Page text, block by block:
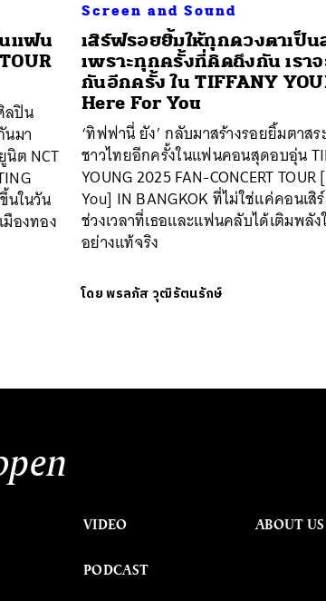
นแฟน
ลปิน
มา
ต NCT
นในวัน
องทอง
Screen and Sound
เสิร์ฟรอยยิ้มให้ทุกดวงตาเป็น
เพราะทุกครั้งที่คิดถึงกัน เราจ
กันอีกครั้ง ใน TIFFANY
Here For You
‘ทิฟฟานี่ ยัง’ กลับมาสร้างรอยยิ้มตาสร
ชาวไทยอีกครั้งในแฟนคอนสุดอบอุ่น
YOUNG 2025 FAN-CONCERT
You] IN BANGKOK ที่ไม่ใช่แค่คอนเ
ช่วงเวลาที่เธอและแฟนคลับได้เติมพลั
อย่างแท้จริง
โดยพรลภัส วุฒิรัตนรักษ์
VIDEO
PODCAST
ABOUT US
ค้นหา
SHARE TWEET LINE